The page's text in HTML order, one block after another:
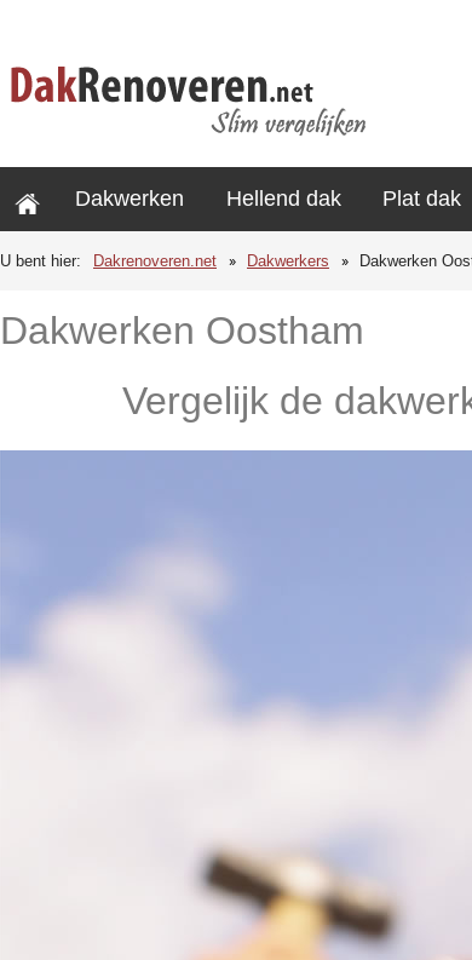
Dakwerken Hellend dak Plat dak
U bent hier: Dakrenoveren.net Dakwerkers Dakwerken
Dakwerken Oostham
Vergelijk de